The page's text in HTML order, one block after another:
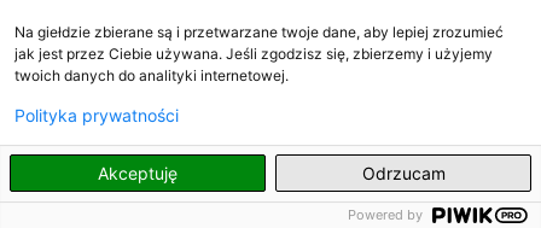
PL
Na giełdzie zbierane są i przetwarzane twoje dane, aby lepiej zrozumieć
jak jest przez Ciebie używana. Jeśli zgodzisz się, zbierzemy i użyjemy
twoich danych do analityki internetowej.
Polityka prywatności
Akceptuję Odrzucam
Powered by